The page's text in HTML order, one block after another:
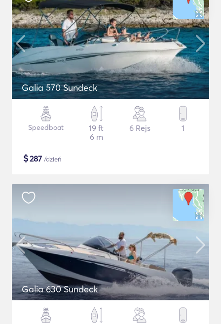
Galia 570 Sundeck
Speedboat
19 ft
6 m
6 Rejs 1
$287 /dzień
Galia 630 Sundeck